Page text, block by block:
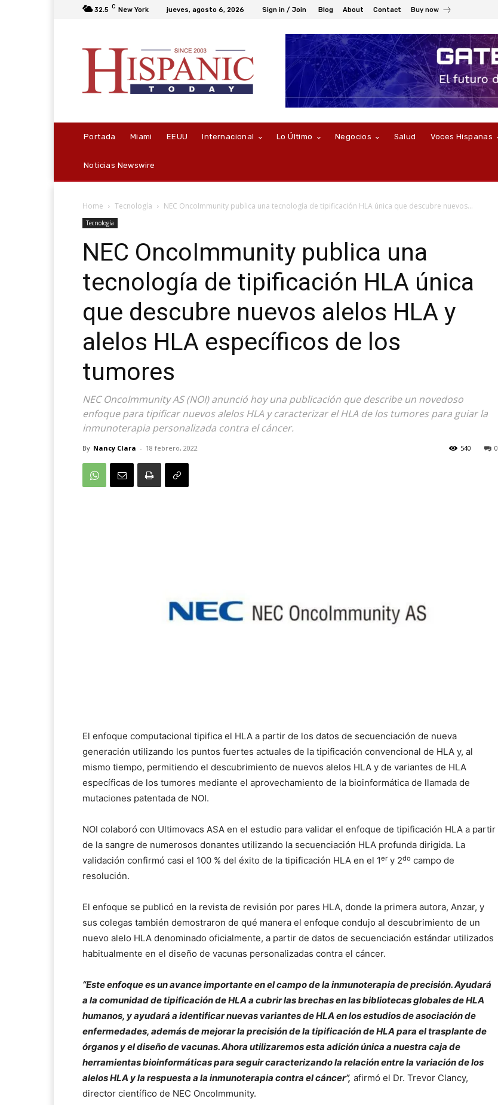
32.5 C New York jueves, agosto 6, 2026 Sign in / Join Blog About Contact Buy now
Portada Miami EEUU Internacional Lo Último Negocios Salud Voces Hispanas
Noticias Newswire
Home Tecnología NEC OncoImmunity publica una tecnología de tipificación HLA única que descubre nuevos...
Tecnología
NEC OncoImmunity publica una
tecnología de tipificación HLA única
que descubre nuevos alelos HLA y
alelos HLA específicos de los
tumores
NEC OncoImmunity AS (NOI) anunció hoy una publicación que describe un novedoso
enfoque para tipificar nuevos alelos HLA y caracterizar el HLA de los tumores para guiar la
inmunoterapia personalizada contra el cáncer.
By Nancy Clara - 18 febrero, 2022 0
540
El enfoque computacional tipifica el HLA a partir de los datos de secuenciación de nueva
generación utilizando los puntos fuertes actuales de la tipificación convencional de HLA y, al
mismo tiempo, permitiendo el descubrimiento de nuevos alelos HLA y de variantes de HLA
específicas de los tumores mediante el aprovechamiento de la bioinformática de llamada de
mutaciones patentada de NOI.
NOI colaboró con Ultimovacs ASA en el estudio para validar el enfoque de tipificación HLA a partir
de la sangre de numerosos donantes utilizando la secuenciación HLA profunda dirigida. La
validación confirmó casi el 100 % del éxito de la tipificación HLA en el 1er y 2do campo de
resolución.
El enfoque se publicó en la revista de revisión por pares HLA, donde la primera autora, Anzar, y
sus colegas también demostraron de qué manera el enfoque condujo al descubrimiento de un
nuevo alelo HLA denominado oficialmente, a partir de datos de secuenciación estándar utilizados
habitualmente en el diseño de vacunas personalizadas contra el cáncer.
“Este enfoque es un avance importante en el campo de la inmunoterapia de precisión. Ayudará
a la comunidad de tipificación de HLA a cubrir las brechas en las bibliotecas globales de HLA
humanos, y ayudará a identificar nuevas variantes de HLA en los estudios de asociación de
enfermedades, además de mejorar la precisión de la tipificación de HLA para el trasplante de
órganos y el diseño de vacunas. Ahora utilizaremos esta adición única a nuestra caja de
herramientas bioinformáticas para seguir caracterizando la relación entre la variación de los
alelos HLA y la respuesta a la inmunoterapia contra el cáncer”, afirmó el Dr. Trevor Clancy,
director científico de NEC OncoImmunity.